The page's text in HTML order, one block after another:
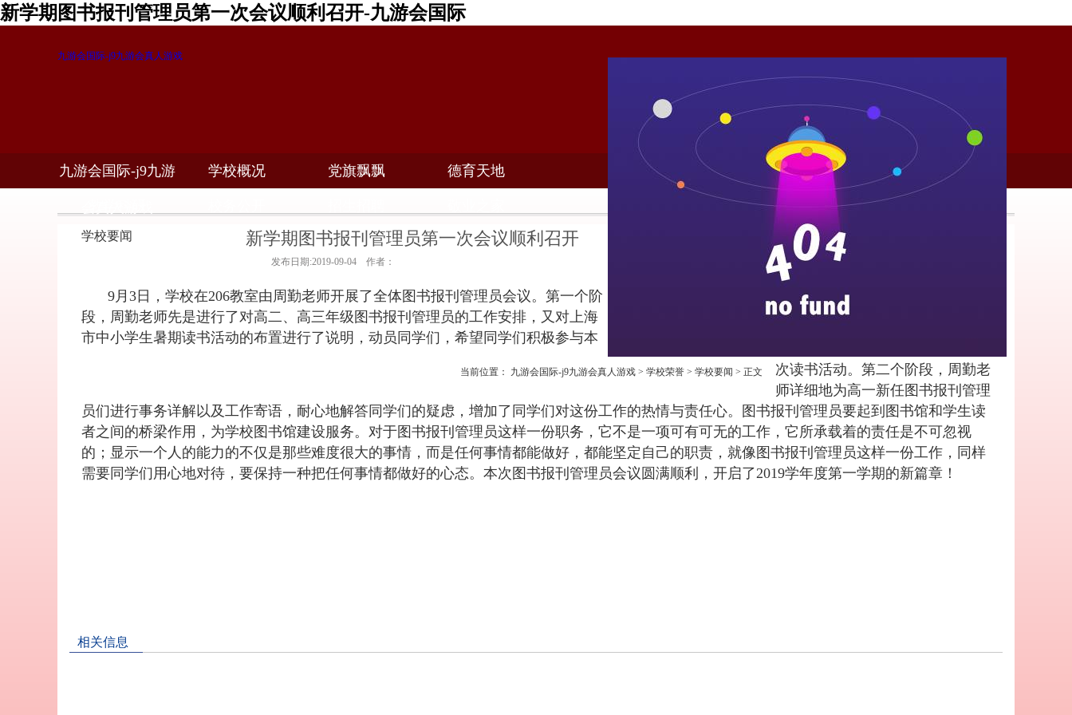
新学期图书报刊管理员第一次会议顺利召开-九游会国际
九游会国际-j9九游会真人游戏
九游会国际-j9九游 学校概况 党旗飘飘 德育天地
学校要闻
当前位置： 九游会国际-j9九游会真人游戏 > 学校荣誉 > 学校要闻 > 正文
新学期图书报刊管理员第一次会议顺利召开
发布日期:2019-09-04 作者：
9月3日，学校在206教室由周勤老师开展了全体图书报刊管理员会议。第一个阶
段，周勤老师先是进行了对高二、高三年级图书报刊管理员的工作安排，又对上海
市中小学生暑期读书活动的布置进行了说明，动员同学们，希望同学们积极参与本
次读书活动。第二个阶段，周勤老
师详细地为高一新任图书报刊管理
员们进行事务详解以及工作寄语，耐心地解答同学们的疑虑，增加了同学们对这份工作的热情与责任心。图书报刊管理员要起到图书馆和学生读
者之间的桥梁作用，为学校图书馆建设服务。对于图书报刊管理员这样一份职务，它不是一项可有可无的工作，它所承载着的责任是不可忽视
的；显示一个人的能力的不仅是那些难度很大的事情，而是任何事情都能做好，都能坚定自己的职责，就像图书报刊管理员这样一份工作，同样
需要同学们用心地对待，要保持一种把任何事情都做好的心态。本次图书报刊管理员会议圆满顺利，开启了2019学年度第一学期的新篇章！
相关信息